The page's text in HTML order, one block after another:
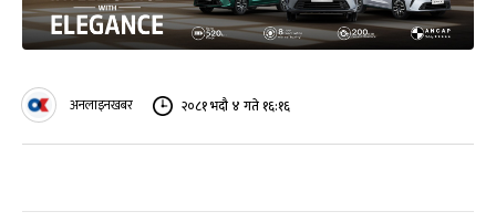
अनलाइनखबर २०८१ भदौ ४ गते १६:१६